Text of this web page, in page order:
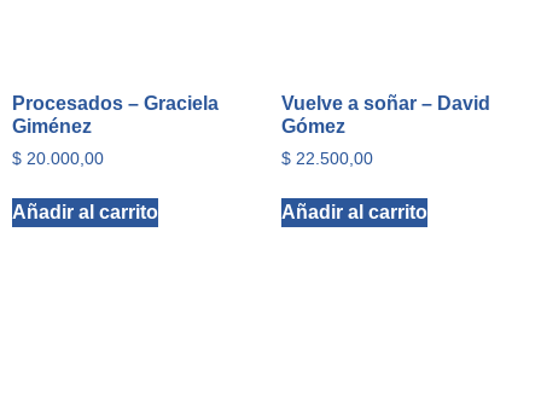
Procesados – Graciela
Giménez
$ 20.000,00
Añadir al carrito
Vuelve a soñar – David
Gómez
$22.500,00
Añadir al carrito